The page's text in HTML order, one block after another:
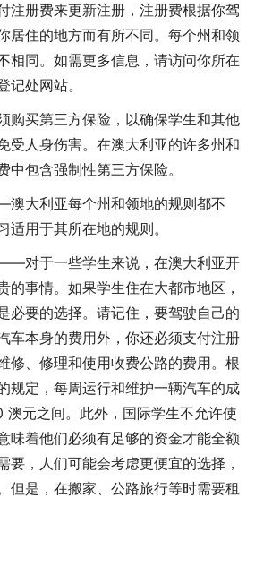
注册费来更新注册，注册费根据你驾
居住的地方而有所不同。每个州和领
相同。如需更多信息，请访问你所在
记处网站。
买第三方保险，以确保学生和其他
受人身伤害。在澳大利亚的许多州和
中包含强制性第三方保险。
大利亚每个州和领地的规则都不
适用于其所在地的规则。
对于一些学生来说，在澳大利亚开
的事情。如果学生住在大都市地区，
必要的选择。请记住，要驾驶自己的
车本身的费用外，你还必须支付注册
修、修理和使用收费公路的费用。根
规定，每周运行和维护一辆汽车的成
元之间。此外，国际学生不允许使
味着他们必须有足够的资金才能全额
要，人们可能会考虑更便宜的选择，
但是，在搬家、公路旅行等时需要租